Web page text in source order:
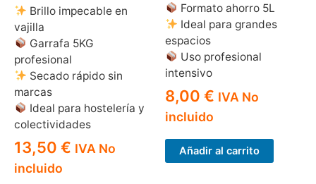
Brillo impecable en
vajilla
Garrafa 5KG
profesional
Secado rápido sin
marcas
Ideal para hostelería y
colectividades
13,50 € IVA No
incluido
Formato ahorro 5L
Ideal para grandes
espacios
Uso profesional
intensivo
8,00 € IVA No
incluido
Añadir al carrito